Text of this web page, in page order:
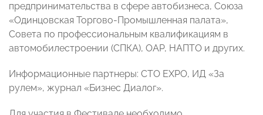
предпринимательства в сфере автобизнеса, Союза
«Одинцовская Торгово-Промышленная палата»,
Совета по профессиональным квалификациям в
автомобилестроении (СПКА), ОАР, НАПТО и других.
Информационные партнеры: СТО ЕХРО, ИД «За
рулем», журнал «Бизнес Диалог».